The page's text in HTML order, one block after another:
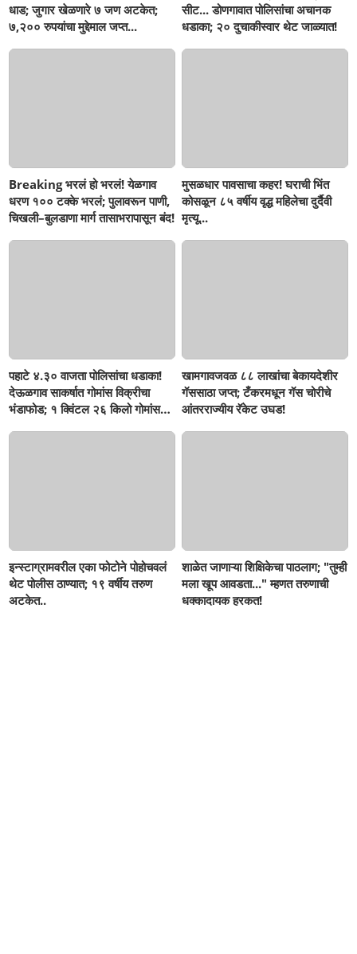
धाड; जुगार खेळणारे ७ जण अटकेत;
७,२०० रुपयांचा मुद्देमाल जप्त...
सीट... डोणगावात पोलिसांचा अचानक
धडाका; २० दुचाकीस्वार थेट जाळ्यात!
Breaking भरलं हो भरलं! येळगाव
धरण १०० टक्के भरलं; पुलावरून पाणी,
चिखली–बुलडाणा मार्ग तासाभरापासून बंद!
मुसळधार पावसाचा कहर! घराची भिंत
कोसळून ८५ वर्षीय वृद्ध महिलेचा दुर्दैवी
मृत्यू...
पहाटे ४.३० वाजता पोलिसांचा धडाका!
देऊळगाव साकर्षात गोमांस विक्रीचा
भंडाफोड; १ क्विंटल २६ किलो गोमांस
खामगावजवळ ८८ लाखांचा बेकायदेशीर
गॅससाठा जप्त; टँकरमधून गॅस चोरीचे
आंतरराज्यीय रॅकेट उघड!
इन्स्टाग्रामवरील एका फोटोने पोहोचवलं
थेट पोलीस ठाण्यात; १९ वर्षीय तरुण
अटकेत..
शाळेत जाणाऱ्या शिक्षिकेचा पाठलाग; "तुम्ही
मला खूप आवडता..." म्हणत तरुणाची
धक्कादायक हरकत!